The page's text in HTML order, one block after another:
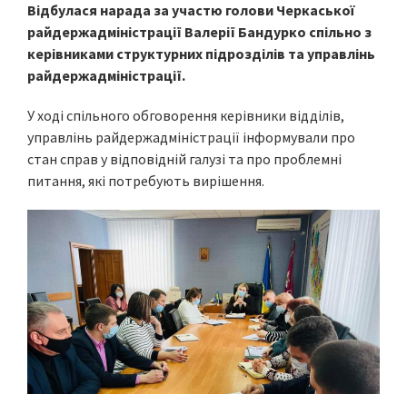
Відбулася нарада за участю голови Черкаської
райдержадміністрації Валерії Бандурко спільно з
керівниками структурних підрозділів та управлінь
райдержадміністрації.
У ході спільного обговорення керівники відділів,
управлінь райдержадміністрації інформували про
стан справ у відповідній галузі та про проблемні
питання, які потребують вирішення.